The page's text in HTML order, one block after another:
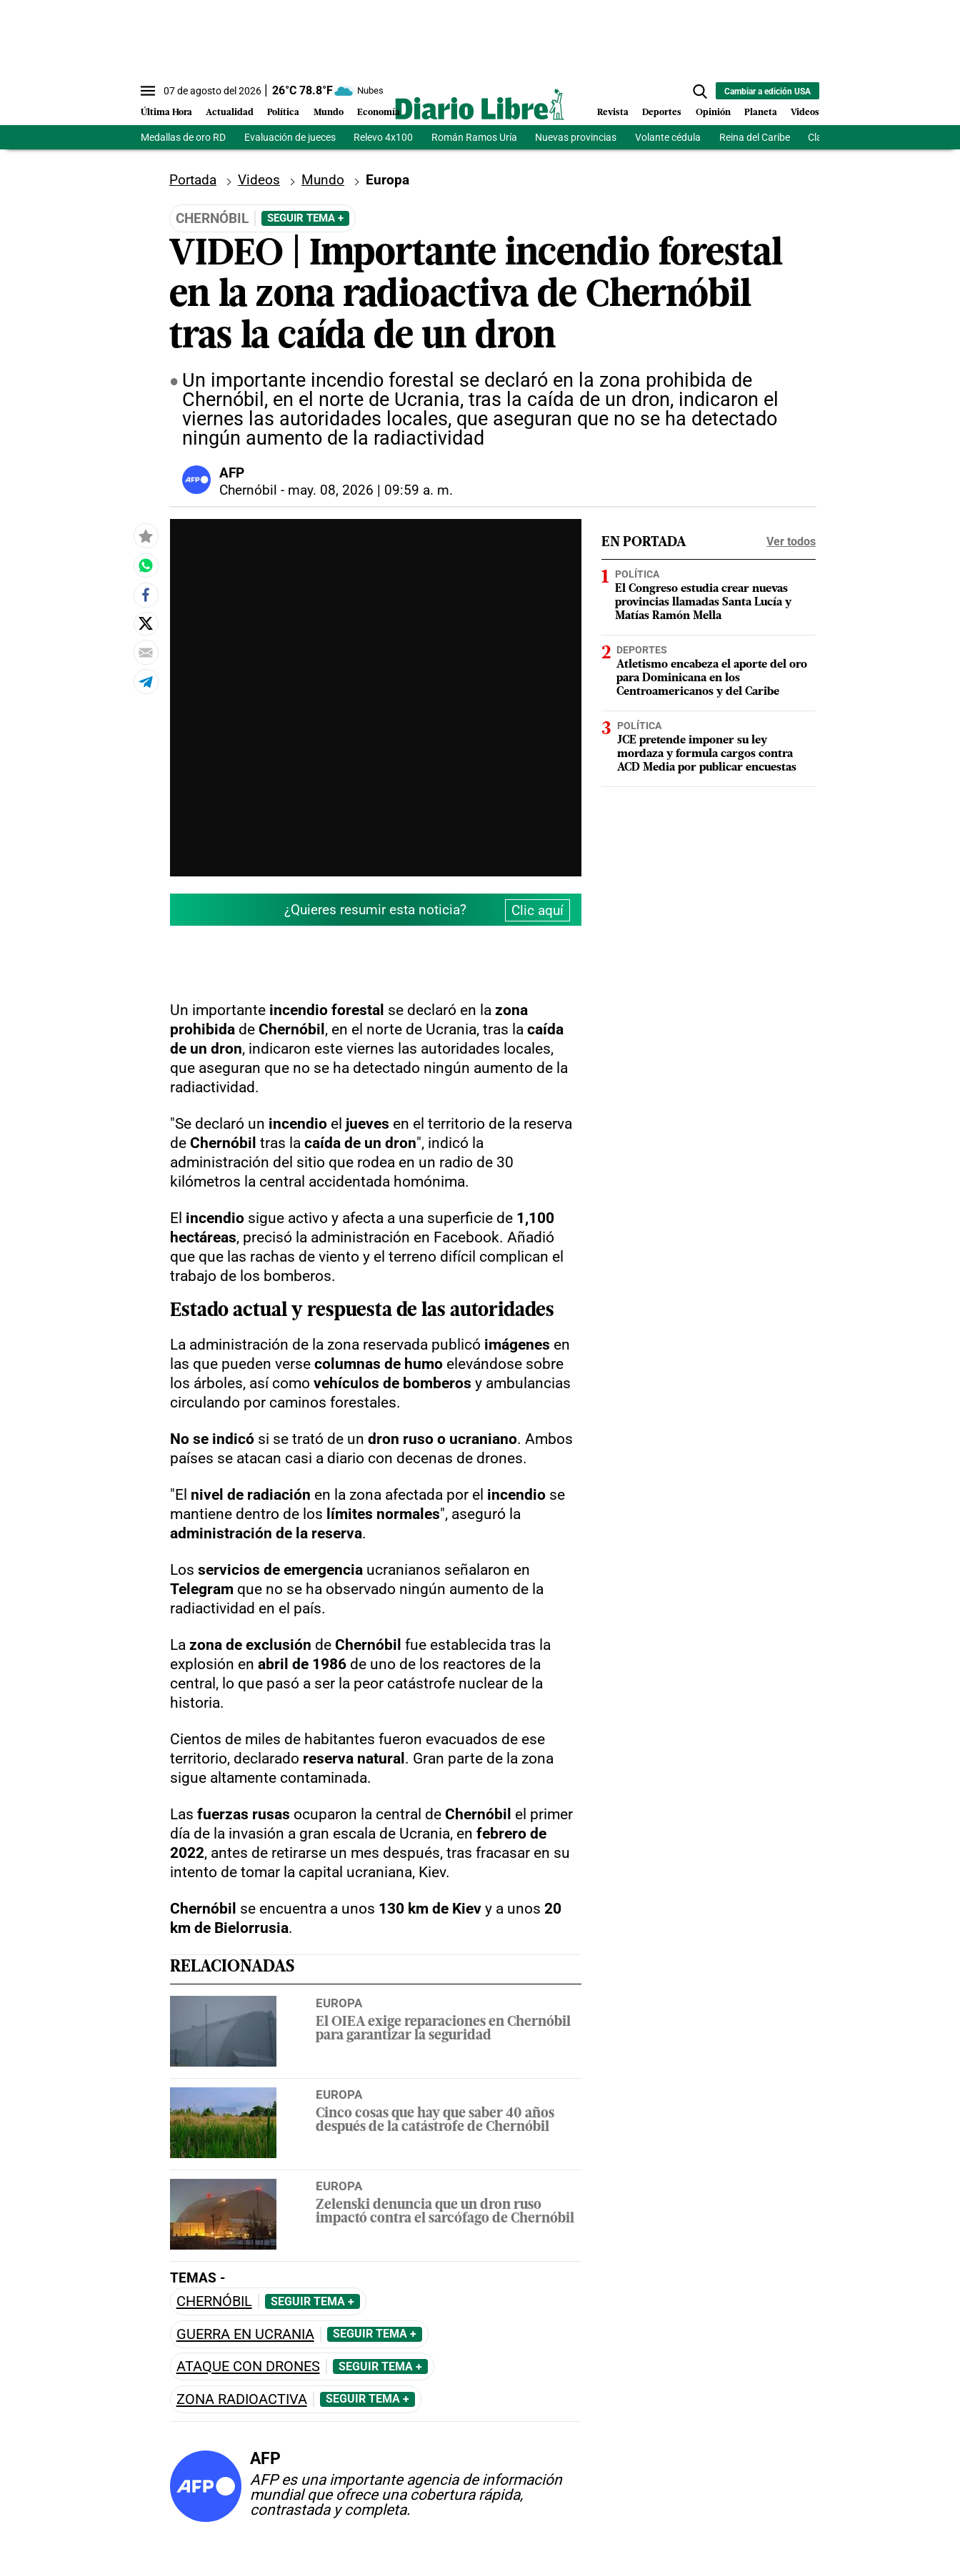
07 de agosto del 2026 26°C 78.8°F Nubes
Última Hora Actualidad Política Mundo Economía
Cambiar a edición USA
Revista Deportes Opinión Planeta Videos
Medallas de oro RD Evaluación de jueces Relevo 4x100 Román Ramos Uría Nuevas provincias Volante cédula Reina del Caribe Clausura Juegos
Portada Videos Mundo Europa
CHERNÓBIL SEGUIR TEMA +
VIDEO | Importante incendio forestal
en la zona radioactiva de Chernóbil
tras la caída de un dron
Un importante incendio forestal se declaró en la zona prohibida de
Chernóbil, en el norte de Ucrania, tras la caída de un dron, indicaron el
viernes las autoridades locales, que aseguran que no se ha detectado
ningún aumento de la radiactividad
AFP
Chernóbil - may. 08, 2026 | 09:59 a. m.
¿Quieres resumir esta noticia? Clic aquí
Un importante incendio forestal se declaró en la zona
prohibidade Chernóbil, en el norte de Ucrania, tras la caída
de un dron, indicaron este viernes las autoridades locales,
que aseguran que no se ha detectado ningún aumento de la
radiactividad.
"Se declaró un incendioel jueves en el territorio de la reserva
de Chernóbil tras la caída de un dron", indicó la
administración del sitio que rodea en un radio de 30
kilómetros la central accidentada homónima.
El incendiosigue activo y afecta a una superficie de 1,100
hectáreas, precisó la administración en Facebook. Añadió
que que las rachas de viento y el terreno difícil complican el
trabajo de los bomberos.
Estado actual y respuesta de las autoridades
La administración de la zona reservada publicó imágenes en
las que pueden verse columnas de humoelevándose sobre
los árboles, así como vehículos de bomberos y ambulancias
circulando por caminos forestales.
No se indicósi se trató de un dron ruso o ucraniano. Ambos
países se atacan casi a diario con decenas de drones.
"El nivel de radiación en la zona afectada por el incendiose
mantiene dentro de los límites normales", aseguró la
administración de la reserva.
Los servicios de emergenciaucranianos señalaron en
Telegram que no se ha observado ningún aumento de la
radiactividad en el país.
La zona de exclusión de Chernóbil fue establecida tras la
explosión en abril de 1986de uno de los reactores de la
central, lo que pasó a ser la peor catástrofe nuclear de la
historia.
Cientos de miles de habitantes fueron evacuados de ese
territorio, declarado reserva natural. Gran parte de la zona
sigue altamente contaminada.
Las fuerzas rusas ocuparon la central de Chernóbil el primer
día de la invasión a gran escala de Ucrania, en febrero de
2022, antes de retirarse un mes después, tras fracasar en su
intento de tomar la capital ucraniana, Kiev.
Chernóbil se encuentra a unos 130 km de Kievy a unos 20
km de Bielorrusia.
RELACIONADAS
EUROPA
El OIEA exige reparaciones en Chernóbil
para garantizar la seguridad
EUROPA
Cinco cosas que hay que saber 40 años
después de la catástrofe de Chernóbil
EUROPA
Zelenski denuncia que un dron ruso
impactó contra el sarcófago de Chernóbil
TEMAS -
CHERNÓBIL SEGUIR TEMA +
GUERRA EN UCRANIA SEGUIR TEMA +
ATAQUE CON DRONES SEGUIR TEMA +
ZONA RADIOACTIVA SEGUIR TEMA +
AFP
AFP es una importante agencia de información
mundial que ofrece una cobertura rápida,
contrastada y completa.
EN PORTADA Ver todos
POLÍTICA
El Congreso estudia crear nuevas
provincias llamadas Santa Lucía y
Matías Ramón Mella
DEPORTES
Atletismo encabeza el aporte del oro
para Dominicana en los
Centroamericanos y del Caribe
POLÍTICA
JCE pretende imponer su ley
mordaza y formula cargos contra
ACD Media por publicar encuestas